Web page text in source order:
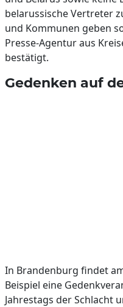
belarussische Vertreter
und Kommunen geben
Presse-Agentur aus
bestätigt.
Gedenken auf
In Brandenburg findet
Beispiel eine
Jahrestags der Schlacht